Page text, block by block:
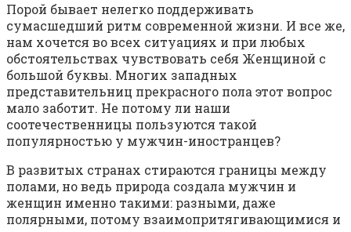
Порой бывает нелегко поддерживать
сумасшедший ритм современной жизни. И все же,
нам хочется во всех ситуациях и при любых
обстоятельствах чувствовать себя Женщиной с
большой буквы. Многих западных
представительниц прекрасного пола этот вопрос
мало заботит. Не потому ли наши
соотечественницы пользуются такой
популярностью у мужчин-иностранцев?
В развитых странах стираются границы между
полами, но ведь природа создала мужчин и
женщин именно такими: разными, даже
полярными, потому взаимопритягивающимися и